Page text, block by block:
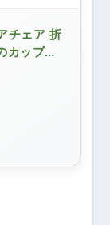
チェア 折
カップホ
ェア コ
納袋付